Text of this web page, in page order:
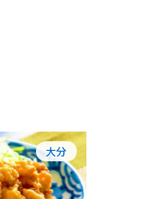
大分